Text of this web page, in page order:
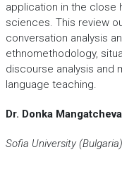
application in the close
sciences. This review
conversation analysis
ethnomethodology,
discourse analysis and
language teaching.
Dr. Donka
Sofia University (Bulgaria)